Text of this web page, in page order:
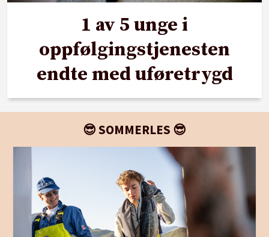
1 av 5 unge i
oppfølgingstjenesten
endte med uføretrygd
😎 SOMMERLES 😎